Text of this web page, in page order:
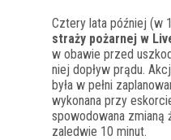
Cztery lata później (w
straży pożarnej w
w obawie przed
niej dopływ prądu.
była w pełni
wykonana przy
spowodowana zmianą
zaledwie 10 minut.